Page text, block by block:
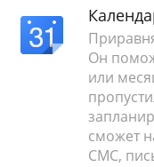
Он
или
сможет
СМС,